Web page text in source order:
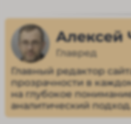
Главред
Главный редактор
прозрачности в
на глубокое
аналитический подход.